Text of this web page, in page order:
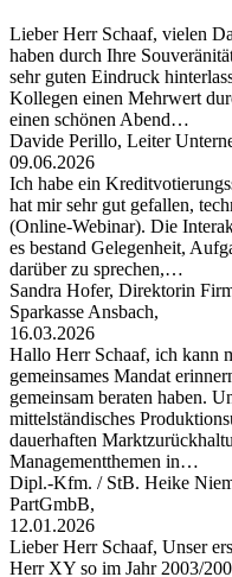
Lieber Herr Schaaf, vielen
haben durch Ihre
sehr guten Eindruck
Kollegen einen Mehrwert
einen schönen Abend…
Davide Perillo, Leiter
09.06.2026
Ich habe ein
hat mir sehr gut gefallen,
(Online-Webinar). Die
es bestand Gelegenheit,
darüber zu sprechen,…
Sandra Hofer, Direktorin
Sparkasse Ansbach,
16.03.2026
Hallo Herr Schaaf, ich kann
gemeinsames Mandat
gemeinsam beraten haben.
mittelständisches
dauerhaften
Managementthemen in…
Dipl.-Kfm. / StB. Heike
PartGmbB,
12.01.2026
Lieber Herr Schaaf, Unser
Herr XY so im Jahr 2003/